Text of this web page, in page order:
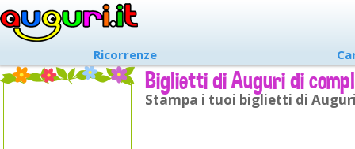
Ricorrenze
Biglietti di Auguri di
Stampa i tuoi biglietti di